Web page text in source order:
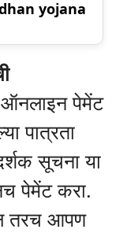
yojana
पेमेंट
पात्रता
सूचना या
पेमेंट करा.
तरच आपण